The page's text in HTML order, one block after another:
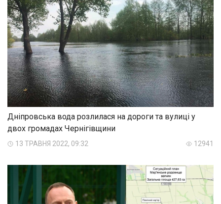
Дніпровська вода розлилася на дороги та вулиці у
двох громадах Чернігівщини
13 ТРАВНЯ 2022, 09:32 12941